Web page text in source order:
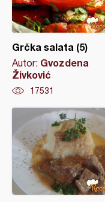
Grčka salata (5)
Autor: Gvozdena
Živković
17531